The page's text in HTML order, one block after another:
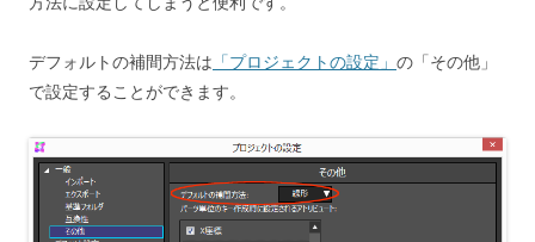
デフォルトの補間方法は 「プロジェクトの設定」 の「その他」
で設定することができます。